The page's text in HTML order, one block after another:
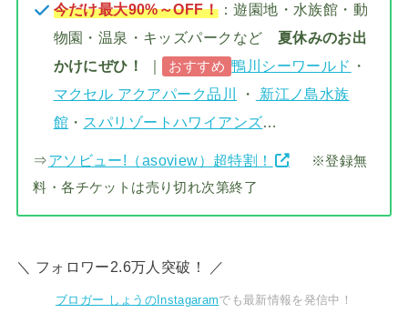
今だけ最大90%～OFF！：遊園地・水族館・動
物園・温泉・キッズパークなど 夏休みのお出
かけにぜひ！
｜ おすすめ 鴨川シーワールド ・
マクセル アクアパーク品川
・
新江ノ島水族
館 ・ スパリゾートハワイアンズ…
⇒アソビュー!（asoview）超特割！
※登録無
料・各チケットは売り切れ次第終了
＼ フォロワー2.6万人突破！ ／
ブロガー しょうのInstagaramでも最新情報を発信中！